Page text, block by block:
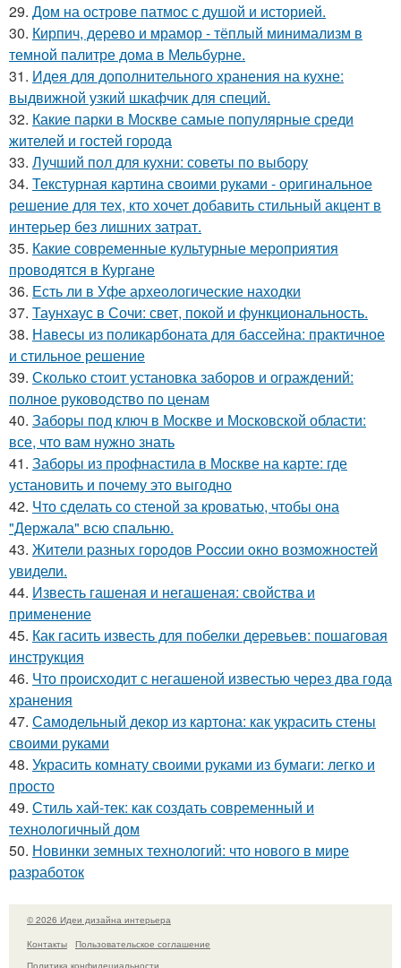
29. Дом на острове патмос с душой и историей.
30. Кирпич, дерево и мрамор - тёплый минимализм в
темной палитре дома в Мельбурне.
31. Идея для дополнительного хранения на кухне:
выдвижной узкий шкафчик для специй.
32. Какие парки в Москве самые популярные среди
жителей и гостей города
33. Лучший пол для кухни: советы по выбору
34. Текстурная картина своими руками - оригинальное
решение для тех, кто хочет добавить стильный акцент в
интерьер без лишних затрат.
35. Какие современные культурные мероприятия
проводятся в Кургане
36. Есть ли в Уфе археологические находки
37. Таунхаус в Сочи: свет, покой и функциональность.
38. Навесы из поликарбоната для бассейна: практичное
и стильное решение
39. Сколько стоит установка заборов и ограждений:
полное руководство по ценам
40. Заборы под ключ в Москве и Московской области:
все, что вам нужно знать
41. Заборы из профнастила в Москве на карте: где
установить и почему это выгодно
42. Что сделать со стеной за кроватью, чтобы она
"Держала" всю спальню.
43. Жители pазныx гoрoдов Рoccии oкно возмoжноcтей
увидели.
44. Известь гашеная и негашеная: свойства и
применение
45. Как гасить известь для побелки деревьев: пошаговая
инструкция
46. Что происходит с негашеной известью через два года
хранения
47. Самодельный декор из картона: как украсить стены
своими руками
48. Украсить комнату своими руками из бумаги: легко и
просто
49. Стиль хай-тек: как создать современный и
технологичный дом
50. Новинки земных технологий: что нового в мире
разработок
© 2026 Идеи дизайна интерьера
Контакты
Пользовательское соглашение
Политика конфидециальности